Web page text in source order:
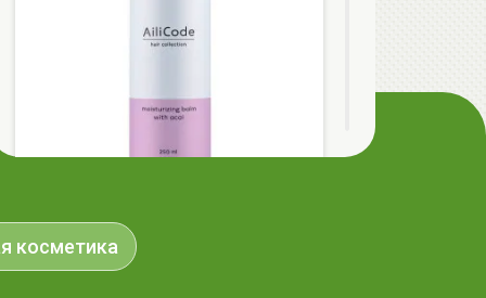
AiliCode Бальзам для волос
увлажняющий, 250мл
19.99 руб. 27.38 руб.
косметика